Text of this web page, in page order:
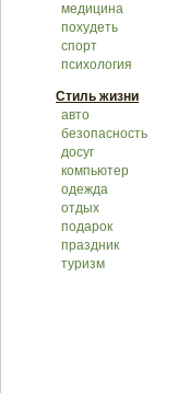
медицина
похудеть
спорт
психология
Стиль жизни
авто
безопасность
досуг
компьютер
одежда
отдых
подарок
праздник
туризм